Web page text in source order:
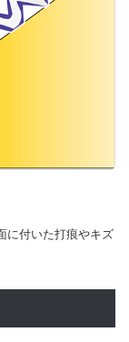
に付いた打痕やキズ